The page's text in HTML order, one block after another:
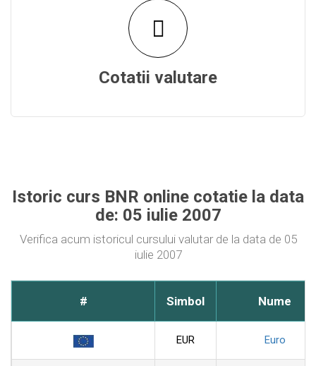
Cotatii valutare
Istoric curs BNR online cotatie la data
de: 05 iulie 2007
Verifica acum istoricul cursului valutar de la data de 05
iulie 2007
# Simbol Nume
EUR Euro